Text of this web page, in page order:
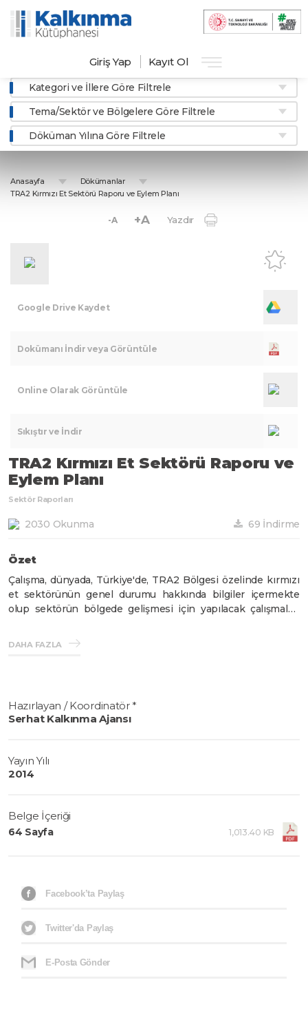
Giriş Yap Kayıt Ol
Kategori ve İllere Göre Filtrele
Tema/Sektör ve Bölgelere Göre Filtrele
Döküman Yılına Göre Filtrele
Anasayfa
Dökümanlar
TRA2 Kırmızı Et Sektörü Raporu ve Eylem Planı
-A +A Yazdır
Google Drive Kaydet
Dokümanı İndir veya Görüntüle
Online Olarak Görüntüle
Sıkıştır ve İndir
TRA2 Kırmızı Et Sektörü Raporu ve
Eylem Planı
Sektör Raporları
2030 Okunma 69 İndirme
Özet
Çalışma, dünyada, Türkiye'de, TRA2 Bölgesi özelinde kırmızı
et sektörünün genel durumu hakkında bilgiler içermekte
olup sektörün bölgede gelişmesi için yapılacak çalışmaları
DAHA FAZLA
Hazırlayan / Koordinatör *
Serhat Kalkınma Ajansı
Yayın Yılı
2014
Belge İçeriği
64 Sayfa 1,013.40 KB
Facebook’ta Paylaş
Twitter'da Paylaş
E-Posta Gönder